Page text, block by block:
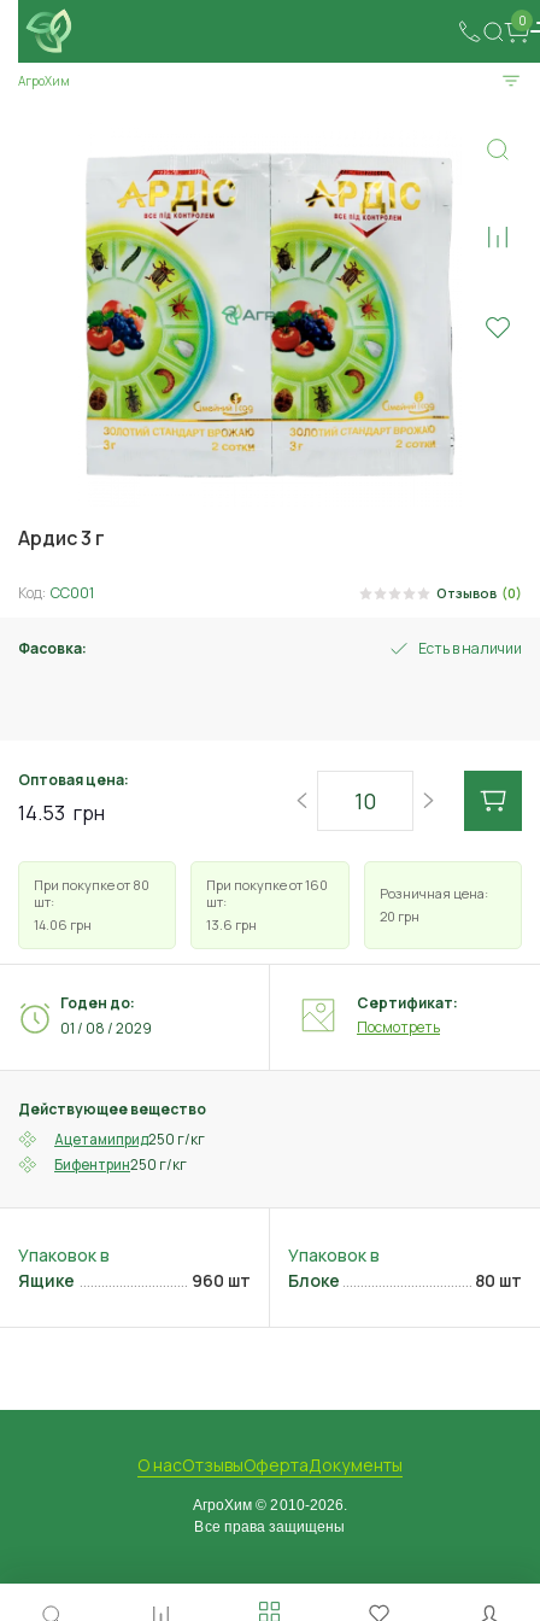
0
АгроХим
Ардис 3 г
Код: СС001 Отзывов (0)
Фасовка: Есть в наличии
Оптовая цена:
14.53 грн
При покупке от 80
шт:
14.06 грн
При покупке от 160
шт:
13.6 грн
Розничная цена:
20 грн
Действующее вещество
Ацетамиприд250 г/кг
Бифентрин250 г/кг
Годен до:
01 / 08 / 2029
Сертификат:
Посмотреть
Ящике 960 шт Блоке 80 шт
О насОтзывыОфертаДокументы
АгроХим © 2010-2026.
Все права защищены